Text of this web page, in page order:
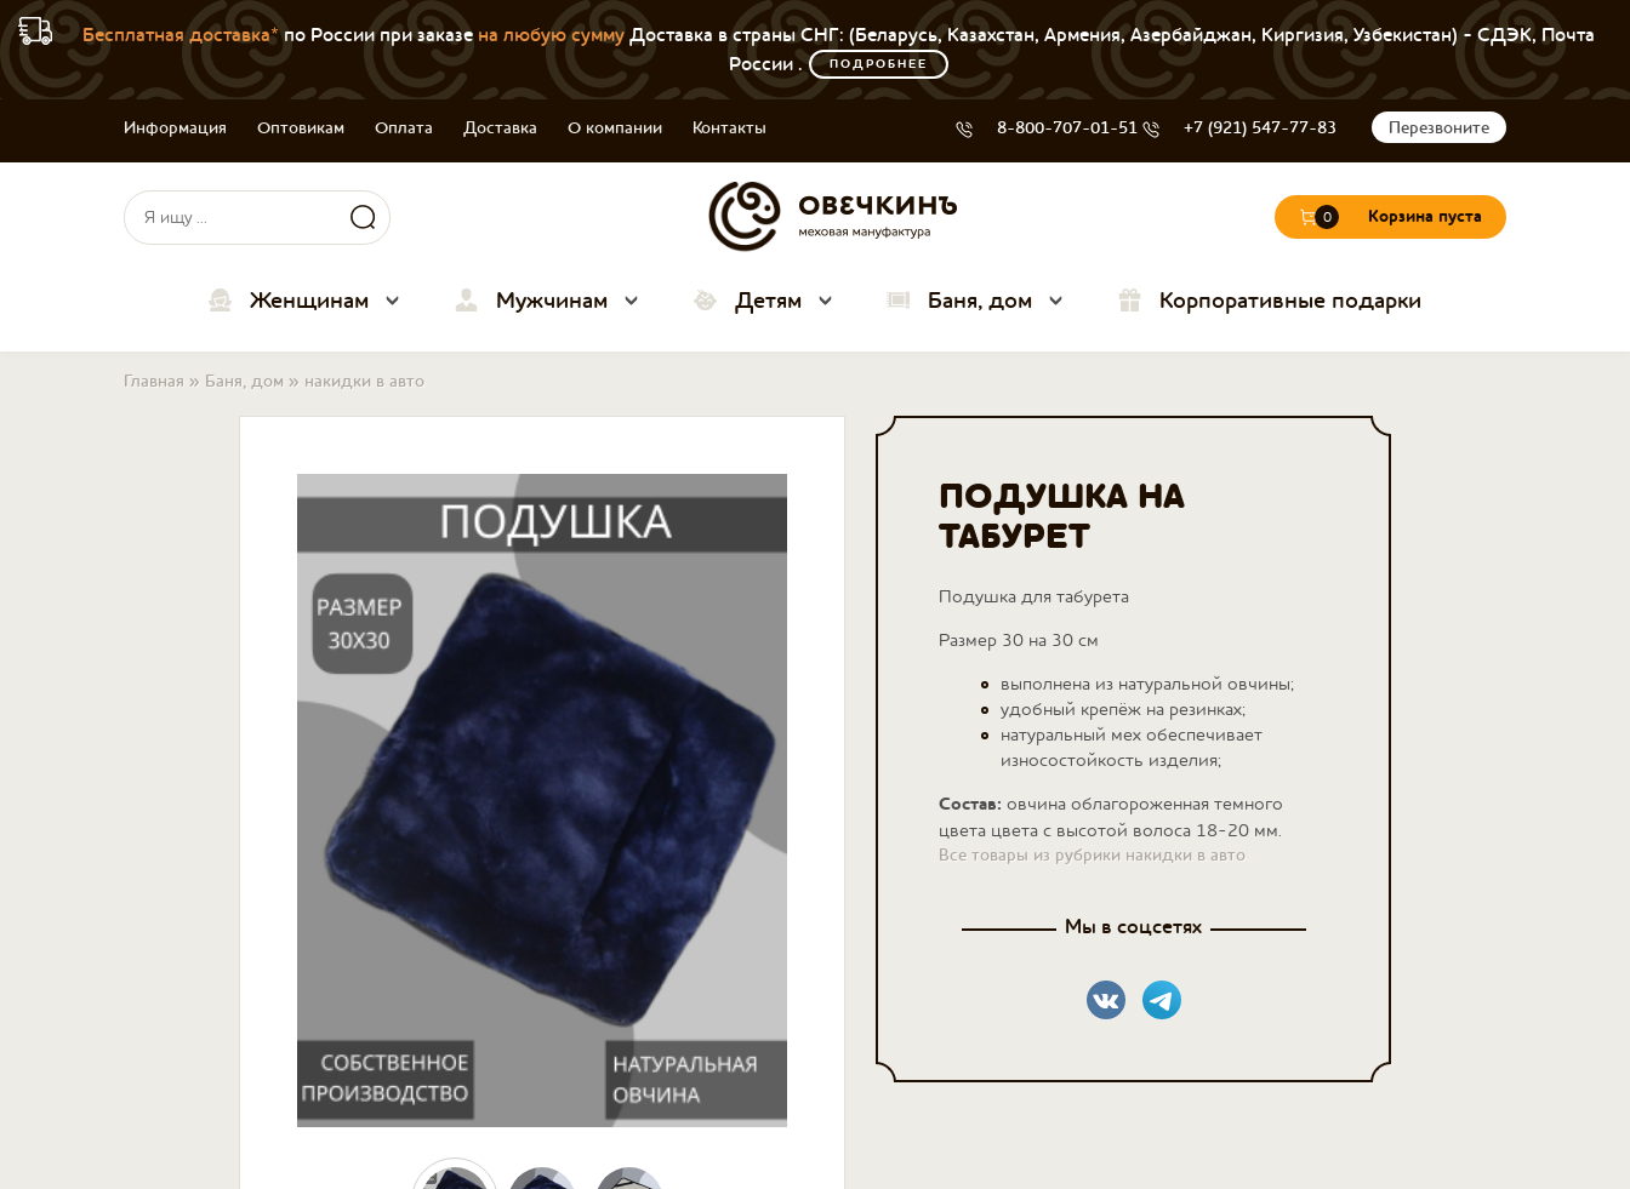
Бесплатная доставка*по России при заказе на любую суммуДоставка в страны СНГ: (Беларусь, Казахстан, Армения, Азербайджан, Киргизия, Узбекистан) - СДЭК, Почта
России .
ПОДРОБНЕЕ
Информация Оптовикам Оплата Доставка О компании Контакты 8-800-707-01-51 +7 (921) 547-77-83 Перезвоните
Форма поиска
Поиск
0 Корзина пуста
Женщинам Мужчинам Детям Баня, дом Корпоративные подарки
Вы здесь
Главная » Баня, дом » накидки в авто
ПОДУШКА НА
ТАБУРЕТ
Подушка для табурета
Размер 30 на 30 см
выполнена из натуральной овчины;
удобный крепёж на резинках;
натуральный мех обеспечивает
износостойкость изделия;
Состав: овчина облагороженная темного
цвета цвета с высотой волоса 18-20 мм.
Все товары из рубрики накидки в авто
Мы в соцсетях